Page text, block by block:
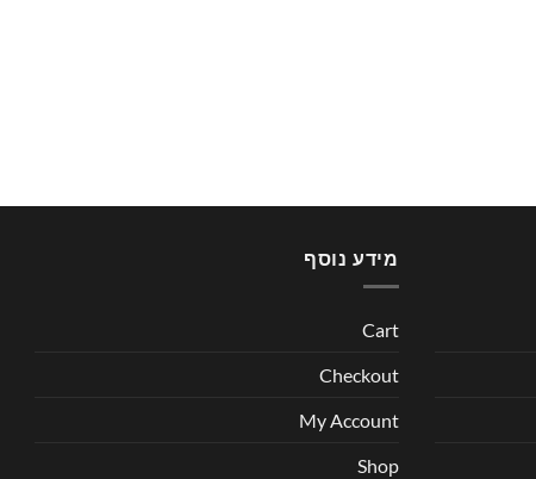
מידע נוסף
Cart
Checkout
My Account
Shop